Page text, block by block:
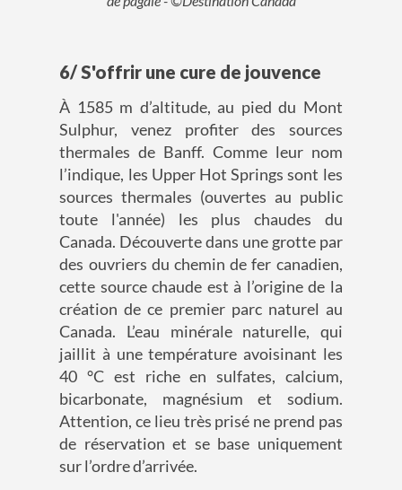
6/ S'offrir une cure de jouvence
À 1585 m d’altitude, au pied du Mont
Sulphur, venez profiter des sources
thermales de Banff. Comme leur nom
l’indique, les Upper Hot Springs sont les
sources thermales (ouvertes au public
toute l'année) les plus chaudes du
Canada. Découverte dans une grotte par
des ouvriers du chemin de fer canadien,
cette source chaude est à l’origine de la
création de ce premier parc naturel au
Canada. L’eau minérale naturelle, qui
jaillit à une température avoisinant les
40 °C est riche en sulfates, calcium,
bicarbonate, magnésium et sodium.
Attention, ce lieu très prisé ne prend pas
de réservation et se base uniquement
sur l’ordre d’arrivée.